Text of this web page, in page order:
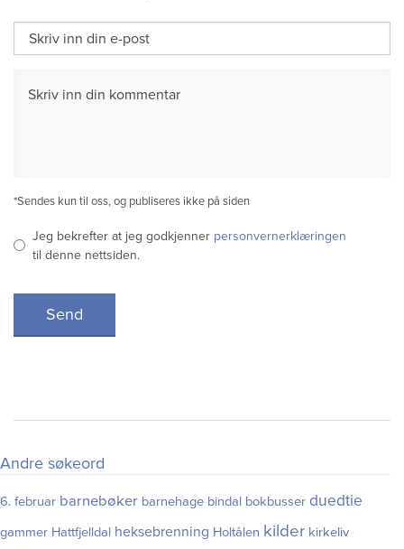
*Sendes kun til oss, og publiseres ikke på siden
Jeg bekrefter at jeg godkjenner personvernerklæringen
til denne nettsiden.
Send
Andre søkeord
6. februar barnebøker barnehage bindal bokbusser duedtie
gammer Hattfjelldal heksebrenning Holtålen kilder kirkeliv